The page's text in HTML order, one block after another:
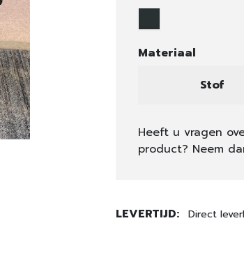
Materiaal
Stof
Heeft u vragen
product? Neem
LEVERTIJD: Direct